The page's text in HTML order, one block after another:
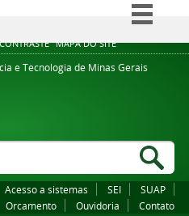
MAPA DO SITE
Simplifique!
Comunica BR
Legislação
e Tecnologia de Minas Gerais
Acesso a sistemas SEI
SUAP
Orcamento Ouvidoria Contato